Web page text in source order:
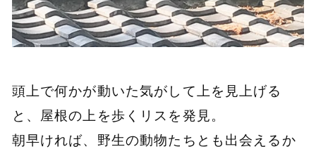
頭上で何かが動いた気がして上を見上げる
と、屋根の上を歩くリスを発見。
朝早ければ、野生の動物たちとも出会えるか